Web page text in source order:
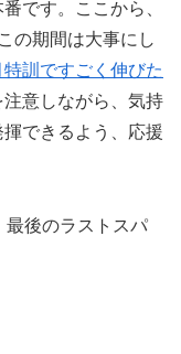
です。ここから、
の期間は大事にし
訓ですごく伸びた
意しながら、気持
できるよう、応援
最後のラストスパ